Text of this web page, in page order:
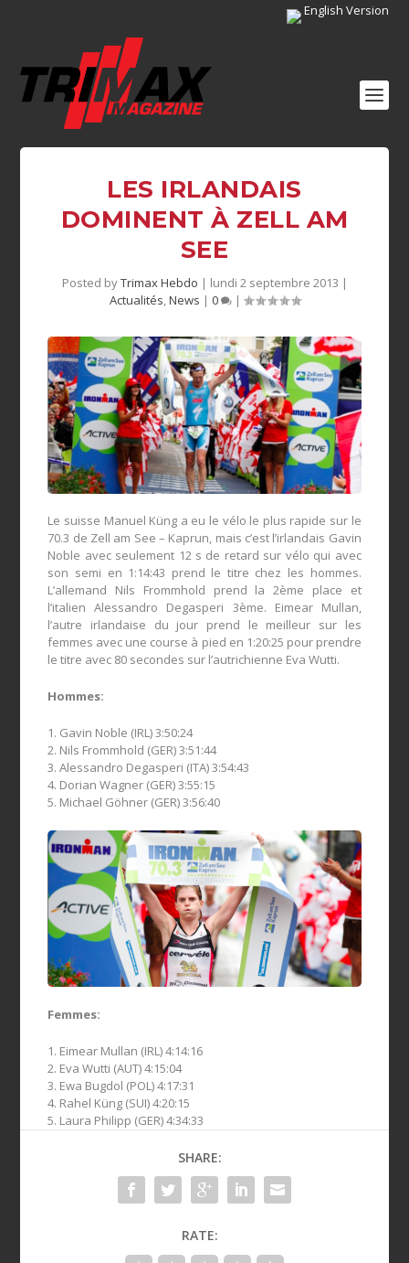
English Version
LES IRLANDAIS
DOMINENT À ZELL AM
SEE
Posted byTrimax Hebdo | lundi 2 septembre 2013 |
Actualités,News | 0 |
Le suisse Manuel Küng a eu le vélo le plus rapide sur le
70.3 de Zell am See – Kaprun, mais c’est l’irlandais Gavin
Noble avec seulement 12 s de retard sur vélo qui avec
son semi en 1:14:43 prend le titre chez les hommes.
L’allemand Nils Frommhold prend la 2ème place et
l’italien Alessandro Degasperi 3ème. Eimear Mullan,
l’autre irlandaise du jour prend le meilleur sur les
femmes avec une course à pied en 1:20:25 pour prendre
le titre avec 80 secondes sur l’autrichienne Eva Wutti.
Hommes:
1. Gavin Noble (IRL) 3:50:24
2. Nils Frommhold (GER) 3:51:44
3. Alessandro Degasperi (ITA) 3:54:43
4. Dorian Wagner (GER) 3:55:15
5. Michael Göhner (GER) 3:56:40
Femmes:
1. Eimear Mullan (IRL) 4:14:16
2. Eva Wutti (AUT) 4:15:04
3. Ewa Bugdol (POL) 4:17:31
4. Rahel Küng (SUI) 4:20:15
5. Laura Philipp (GER) 4:34:33
SHARE:
RATE: